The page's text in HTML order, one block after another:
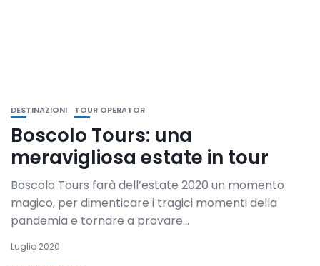
DESTINAZIONI TOUR OPERATOR
Boscolo Tours: una
meravigliosa estate in tour
Boscolo Tours farà dell’estate 2020 un momento
magico, per dimenticare i tragici momenti della
pandemia e tornare a provare...
Luglio 2020